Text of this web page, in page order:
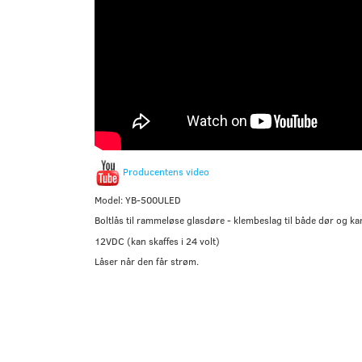
Producentens video
Model: YB-500ULED
Boltlås til rammeløse glasdøre - klembeslag til både dør og
12VDC (kan skaffes i 24 volt)
Låser når den får strøm.